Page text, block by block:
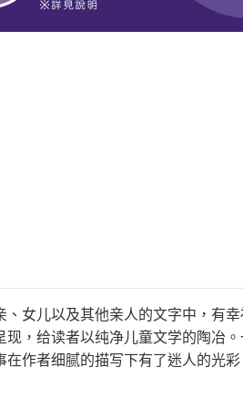
女儿以及其他亲人的文字中，有
，给读者以纯净儿童文学的陶冶
作者细腻的描写下有了迷人的光